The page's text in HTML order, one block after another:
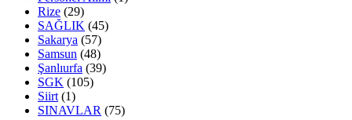
Rize (29)
SAĞLIK (45)
Sakarya (57)
Samsun (48)
Şanlıurfa (39)
SGK (105)
Siirt (1)
SINAVLAR (75)